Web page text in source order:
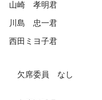
山崎 孝明君
川島 忠一君
西田ミヨ子君
欠席委員 なし